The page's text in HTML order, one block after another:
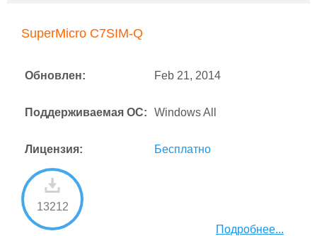
SuperMicro C7SIM-Q
Обновлен: Feb 21, 2014
Поддерживаемая ОС: Windows All
Лицензия: Бесплатно
13212
Подробнее...